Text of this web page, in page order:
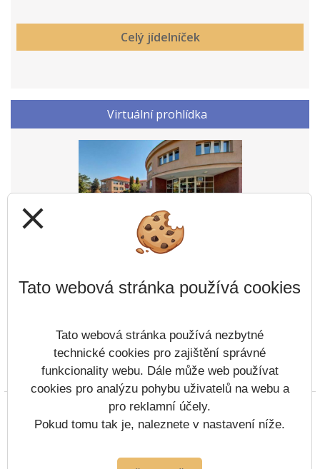
Nezadáno
Nezadáno
Středa 12.8.2026
Čtvrtek 13.8.2026
Nezadáno
Nezadáno
Úterý 18.8.2026
Nezadáno
Pondělí 17.8.2026
Celý jídelníček
Virtuální prohlídka
Prohlášení o přístupnosti Mapa webu Cookies
Copyright © 2022 - 2023 Základní škola Týn nad
Vltavou, Malá Strana &
Vitalex Group-
close
Tato webová stránka používá cookies
Tato webová stránka používá nezbytné
technické cookies pro zajištění správné
funkcionality webu. Dále může web používat
cookies pro analýzu pohybu uživatelů na webu a
pro reklamní účely.
Pokud tomu tak je, naleznete v nastavení níže.